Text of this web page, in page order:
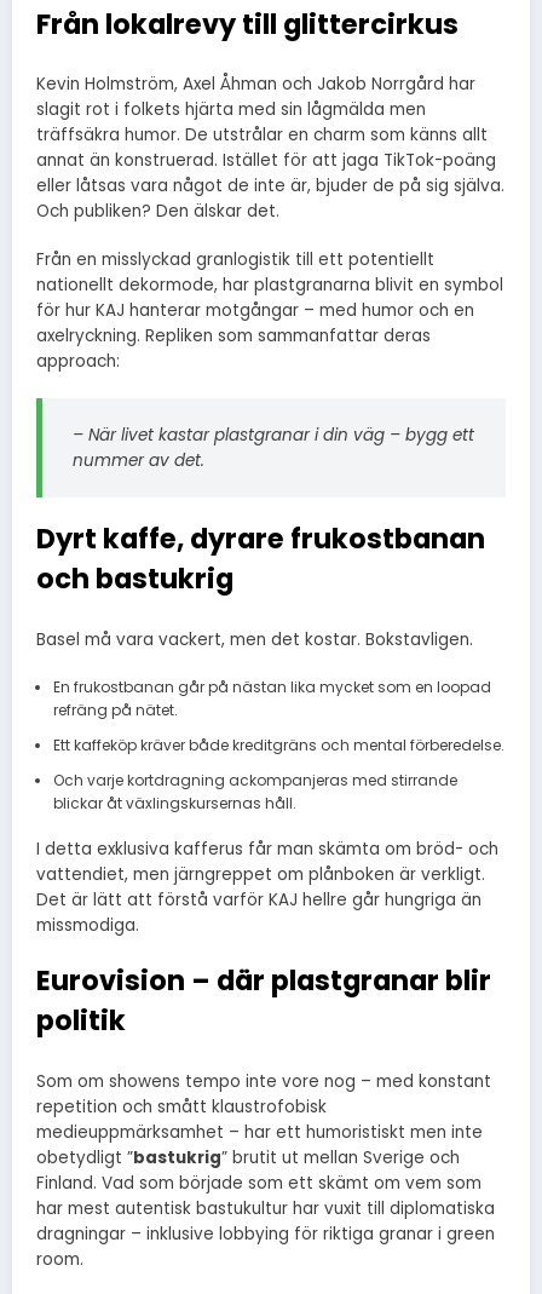
Från lokalrevy till glittercirkus
Kevin Holmström, Axel Åhman och Jakob Norrgård har
slagit rot i folkets hjärta med sin lågmälda men
träffsäkra humor. De utstrålar en charm som känns allt
annat än konstruerad. Istället för att jaga TikTok-poäng
eller låtsas vara något de inte är, bjuder de på sig själva.
Och publiken? Den älskar det.
Från en misslyckad granlogistik till ett potentiellt
nationellt dekormode, har plastgranarna blivit en symbol
för hur KAJ hanterar motgångar – med humor och en
axelryckning. Repliken som sammanfattar deras
approach:
– När livet kastar plastgranar i din väg – bygg ett
nummer av det.
Dyrt kaffe, dyrare frukostbanan
och bastukrig
Basel må vara vackert, men det kostar. Bokstavligen.
En frukostbanan går på nästan lika mycket som en loopad
refräng på nätet.
Ett kaffeköp kräver både kreditgräns och mental förberedelse.
Och varje kortdragning ackompanjeras med stirrande
blickar åt växlingskursernas håll.
I detta exklusiva kafferus får man skämta om bröd- och
vattendiet, men järngreppet om plånboken är verkligt.
Det är lätt att förstå varför KAJ hellre går hungriga än
missmodiga.
Eurovision – där plastgranar blir
politik
Som om showens tempo inte vore nog – med konstant
repetition och smått klaustrofobisk
medieuppmärksamhet – har ett humoristiskt men inte
obetydligt ”bastukrig” brutit ut mellan Sverige och
Finland. Vad som började som ett skämt om vem som
har mest autentisk bastukultur har vuxit till diplomatiska
dragningar – inklusive lobbying för riktiga granar i green
room.